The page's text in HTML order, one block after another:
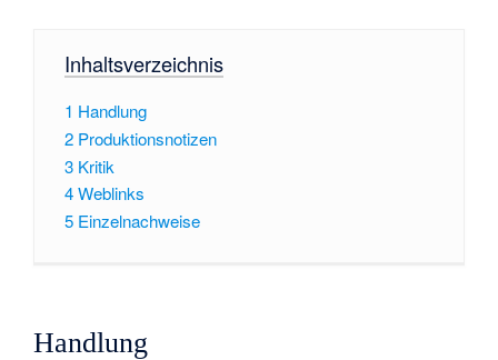
Inhaltsverzeichnis
1 Handlung
2 Produktionsnotizen
3 Kritik
4Weblinks
5 Einzelnachweise
Handlung